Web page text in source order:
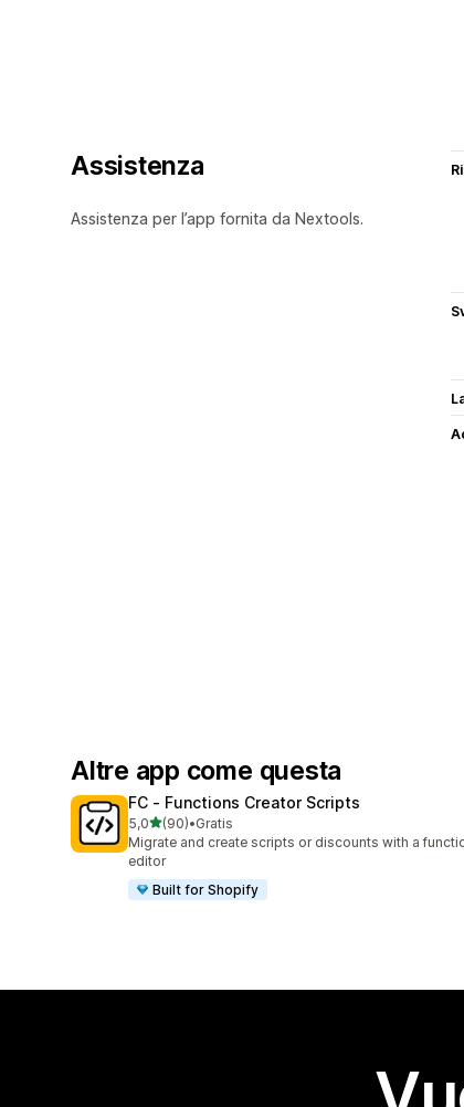
Assistenza
Assistenza per l’app fornita da Nextools.
Altre app come questa
FC ‑ Functions Creator Scripts
5,0stelle su 5
(90)
90 recensioni totali
•Gratis
Migrate and create scripts or discounts with a
editor
Built for Shopify